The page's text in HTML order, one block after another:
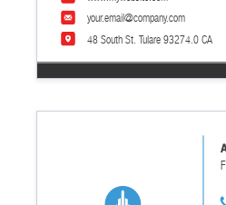
48 South St. Tulare 93274.0 CA
your.email@company.com